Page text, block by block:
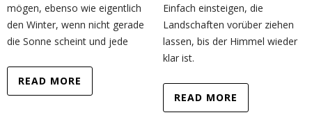
mögen, ebenso wie eigentlich
den Winter, wenn nicht gerade
die Sonne scheint und jede
READ MORE
Einfach einsteigen, die
Landschaften vorüber ziehen
lassen, bis der Himmel wieder
klar ist.
READ MORE